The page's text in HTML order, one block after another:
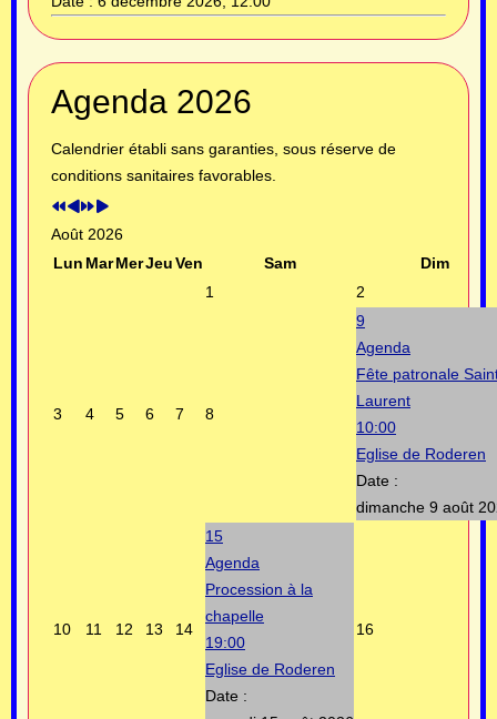
Agenda 2026
Calendrier établi sans garanties, sous réserve de
conditions sanitaires favorables.
Année
précédente
précédent
suivante
suivant
Août 2026
Lun MarMerJeuVen Sam
Dim
1
2
3 4 5 6 7 8
9
Agenda
Fête patronale
Laurent
10:00
Eglise de Roderen
Date :
dimanche 9 août
10 11 12 13 14
15
Agenda
Procession à la
chapelle
19:00
Eglise de Roderen
Date :
16